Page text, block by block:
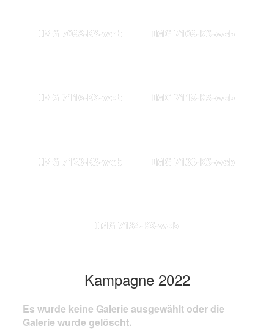
IMG 7098-KS-web IMG 7109-KS-web
IMG 7116-KS-web IMG 7119-KS-web
IMG 7123-KS-web IMG 7130-KS-web
IMG 7134-KS-web
Kampagne 2022
Es wurde keine Galerie ausgewählt oder die
Galerie wurde gelöscht.